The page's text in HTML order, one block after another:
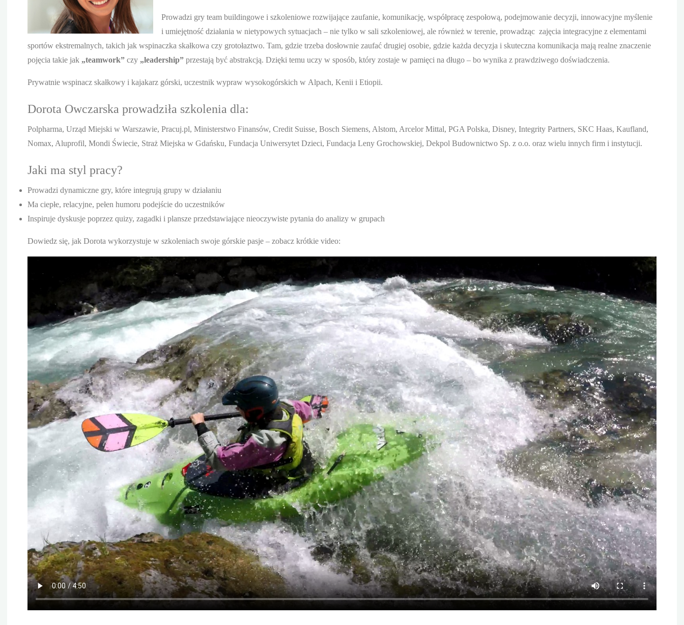
Prowadzi gry team buildingowe i szkoleniowe rozwijające zaufanie, komunikację, współpracę zespołową, podejmowanie decyzji, innowacyjne myślenie
i umiejętność działania w nietypowych sytuacjach – nie tylko w sali szkoleniowej, ale również w terenie, prowadząc zajęcia integracyjne z elementami
sportów ekstremalnych, takich jak wspinaczka skałkowa czy grotołaztwo. Tam, gdzie trzeba dosłownie zaufać drugiej osobie, gdzie każda decyzja i skuteczna komunikacja mają realne znaczenie
pojęcia takie jak „teamwork” czy „leadership” przestają być abstrakcją. Dzięki temu uczy w sposób, który zostaje w pamięci na długo – bo wynika z prawdziwego doświadczenia.
Prywatnie wspinacz skałkowy i kajakarz górski, uczestnik wypraw wysokogórskich w Alpach, Kenii i Etiopii.
Dorota Owczarska prowadziła szkolenia dla:
Polpharma, Urząd Miejski w Warszawie, Pracuj.pl, Ministerstwo Finansów, Credit Suisse, Bosch Siemens, Alstom, Arcelor Mittal, PGA Polska, Disney, Integrity Partners, SKC Haas, Kaufland,
Nomax, Aluprofil, Mondi Świecie, Straż Miejska w Gdańsku, Fundacja Uniwersytet Dzieci, Fundacja Leny Grochowskiej, Dekpol Budownictwo Sp. z o.o. oraz wielu innych firm i instytucji.
Jaki ma styl pracy?
Prowadzi dynamiczne gry, które integrują grupy w działaniu
Ma ciepłe, relacyjne, pełen humoru podejście do uczestników
Inspiruje dyskusje poprzez quizy, zagadki i plansze przedstawiające nieoczywiste pytania do analizy w grupach
Dowiedz się, jak Dorota wykorzystuje w szkoleniach swoje górskie pasje – zobacz krótkie video: